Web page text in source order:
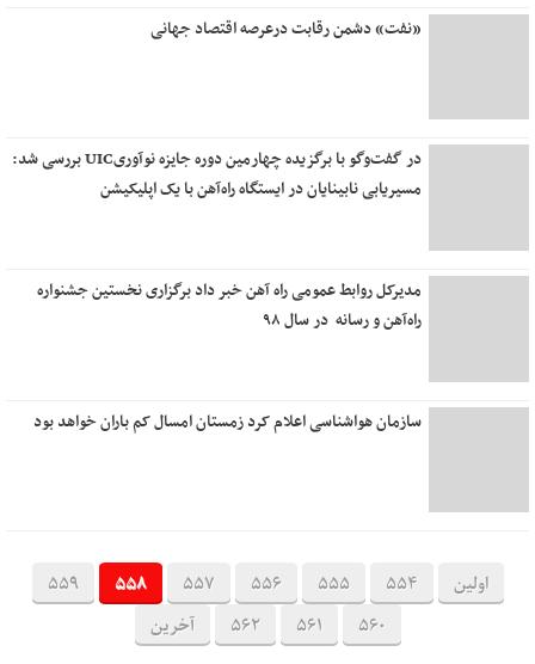
«نفت» دشمن رقابت درعرصه اقتصاد جهانی
در گفت‌وگو با برگزیده چهارمین دوره جایزه نوآوریUIC بررسی شد:
مسیریابی نابینایان در ایستگاه راه‌آهن با یک اپلیکیشن
مدیرکل روابط عمومی راه آهن خبر داد برگزاری نخستین جشنواره
راه‌آهن و رسانه در سال ۹۸
سازمان هواشناسی اعلام کرد ‌زمستان امسال کم باران خواهد بود
اولین 554
555
556
557
558
559
560
561
562 آخرین